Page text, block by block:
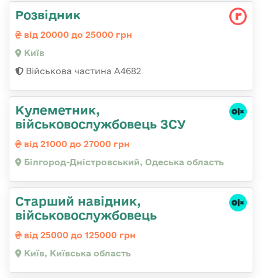
Розвідник
від 20000 до 25000 грн
Київ
Військова частина А4682
Кулеметник,
військовослужбовець ЗСУ
від 21000 до 27000 грн
Білгород-Дністровський, Одеська область
Стаpший навідник,
військовослужбовець
від 25000 до 125000 грн
Київ, Київська область